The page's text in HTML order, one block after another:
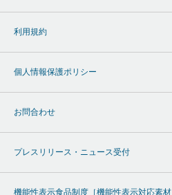
利用規約
個人情報保護ポリシー
お問合わせ
プレスリリース・ニュース受付
機能性表示食品制度［機能性表示対応素材